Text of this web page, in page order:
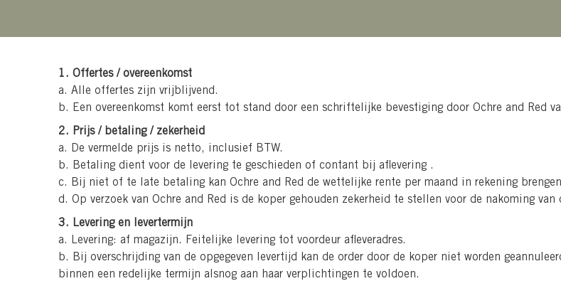
1. Offertes / overeenkomst
a. Alle offertes zijn vrijblijvend.
b. Een overeenkomst komt eerst tot stand door een schriftelijke bevestiging door Ochre and Red
2. Prijs / betaling / zekerheid
a. De vermelde prijs is netto, inclusief BTW.
b. Betaling dient voor de levering te geschieden of contant bij aflevering .
c. Bij niet of te late betaling kan Ochre and Red de wettelijke rente per maand in rekening
d. Op verzoek van Ochre and Red is de koper gehouden zekerheid te stellen voor de nakoming
3. Levering en levertermijn
a. Levering: af magazijn. Feitelijke levering tot voordeur afleveradres.
b. Bij overschrijding van de opgegeven levertijd kan de order door de koper niet worden
binnen een redelijke termijn alsnog aan haar verplichtingen te voldoen.